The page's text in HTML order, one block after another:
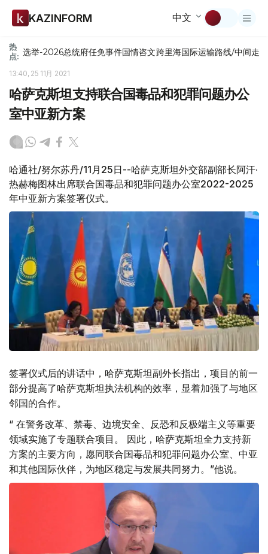
KAZINFORM 中文
热
点: 选举-2026总统府任免事件国情咨文跨里海国际运输路线/中间走廊
13:40, 25 11月 2021
哈萨克斯坦支持联合国毒品和犯罪问题办公
室中亚新方案
哈通社/努尔苏丹/11月25日--哈萨克斯坦外交部副部长阿汗·
热赫梅图林出席联合国毒品和犯罪问题办公室2022-2025
年中亚新方案签署仪式。
签署仪式后的讲话中，哈萨克斯坦副外长指出，项目的前一
部分提高了哈萨克斯坦执法机构的效率，显着加强了与地区
邻国的合作。
“ 在警务改革、禁毒、边境安全、反恐和反极端主义等重要
领域实施了专题联合项目。 因此，哈萨克斯坦全力支持新
方案的主要方向，愿同联合国毒品和犯罪问题办公室、中亚
和其他国际伙伴，为地区稳定与发展共同努力。”他说。